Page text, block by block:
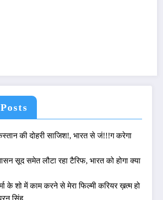
की दोहरी साजिश!, भारत से जं!!!ग करेगा
सूद समेत लौटा रहा टैरिफ, भारत को होगा क्या
के शो में काम करने से मेरा फिल्मी करियर ख़त्म हो
सिंह..